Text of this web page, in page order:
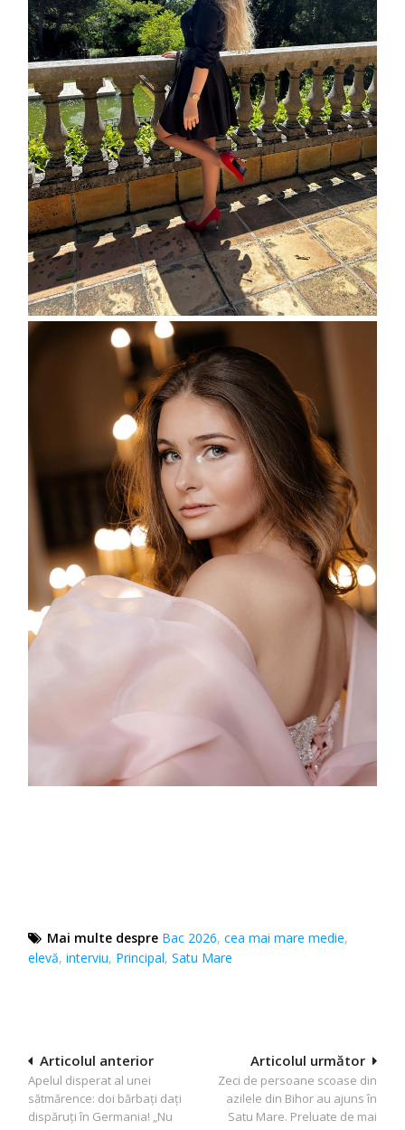
Mai multe despre Bac 2026,cea mai mare medie,
elevă,interviu, Principal,Satu Mare
Navigare
în
articole
Articolul următor
Zeci de persoane scoase din
azilele din Bihor au ajuns în
Satu Mare. Preluate de mai
Articolul anterior
Apelul disperat al unei
sătmărence: doi bărbați dați
dispăruți în Germania! „Nu